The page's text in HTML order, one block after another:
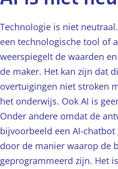
Technologie is niet
een technologische tool of
weerspiegelt de waarden
de maker. Het kan zijn dat
overtuigingen niet stroken
het onderwijs. Ook AI is
Onder andere omdat de
bijvoorbeeld een AI-
door de manier waarop de
geprogrammeerd zijn. Het